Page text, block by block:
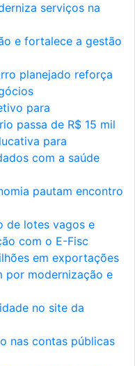
serviços na
e fortalece a gestão
planejado reforça
para
passa de R$ 15 mil
para
com a saúde
pautam encontro
de lotes vagos e
com o E-Fisc
em exportações
por modernização e
no site da
nas contas públicas